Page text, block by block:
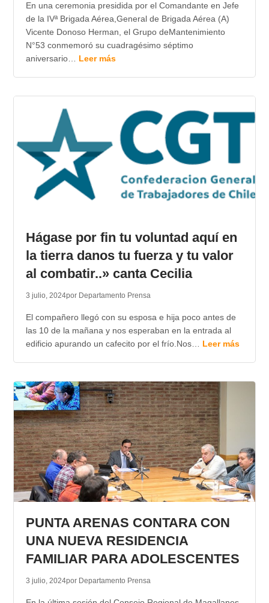
En una ceremonia presidida por el Comandante en Jefe
de la IVª Brigada Aérea,General de Brigada Aérea (A)
Vicente Donoso Herman, el Grupo deMantenimiento
N°53 conmemoró su cuadragésimo séptimo
aniversario… Leer más
Hágase por fin tu voluntad aquí en
la tierra danos tu fuerza y tu valor
al combatir..» canta Cecilia
3 julio, 2024por Departamento Prensa
El compañero llegó con su esposa e hija poco antes de
las 10 de la mañana y nos esperaban en la entrada al
edificio apurando un cafecito por el frío.Nos… Leer más
PUNTA ARENAS CONTARA CON
UNA NUEVA RESIDENCIA
FAMILIAR PARA ADOLESCENTES
3 julio, 2024por Departamento Prensa